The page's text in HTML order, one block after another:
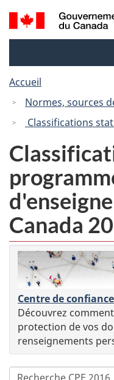
Recherche
et
Accueil
Normes, sources
Classifications
Canada
Centre de
Découvrez
protection de vos
renseignements